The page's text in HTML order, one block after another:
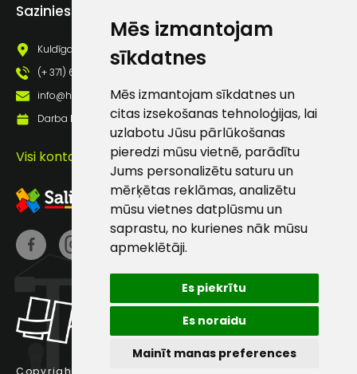
Mēs izmantojam
sīkdatnes
Mēs izmantojam sīkdatnes un
citas izsekošanas tehnoloģijas, lai
uzlabotu Jūsu pārlūkošanas
pieredzi mūsu vietnē, parādītu
Jums personalizētu saturu un
mērķētas reklāmas, analizētu
mūsu vietnes datplūsmu un
saprastu, no kurienes nāk mūsu
apmeklētāji.
Es piekrītu
Es noraidu
Mainīt manas preferences
Copyright © 2025 Hards SIA.
Sazinies ar mums
Kuldīgas iela 69a, Saldus, Saldus nov., LV - 3801
(+ 371) 63 881 186
info@hards.lv
Darba laiks: Darbadienās: 8:00 - 17:00
Visi kontakti
pastā
Sūtīt ziņojumu
Klientu
atbalsts
Darbdienās:
8:00 – 17:00
186
info@hards.lv